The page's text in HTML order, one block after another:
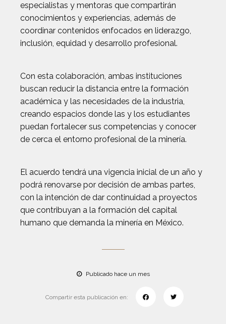
especialistas y mentoras que compartirán
conocimientos y experiencias, además de
coordinar contenidos enfocados en liderazgo,
inclusión, equidad y desarrollo profesional.
Con esta colaboración, ambas instituciones
buscan reducir la distancia entre la formación
académica y las necesidades de la industria,
creando espacios donde las y los estudiantes
puedan fortalecer sus competencias y conocer
de cerca el entorno profesional de la minería.
El acuerdo tendrá una vigencia inicial de un año y
podrá renovarse por decisión de ambas partes,
con la intención de dar continuidad a proyectos
que contribuyan a la formación del capital
humano que demanda la minería en México.
Publicado hace un mes
Compartir esta publicación en: